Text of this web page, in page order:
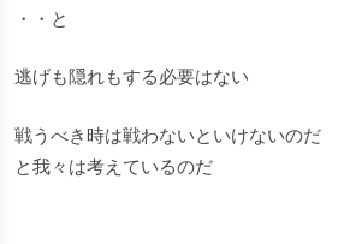
・・と
逃げも隠れもする必要はない
戦うべき時は戦わないといけないのだ
と我々は考えているのだ